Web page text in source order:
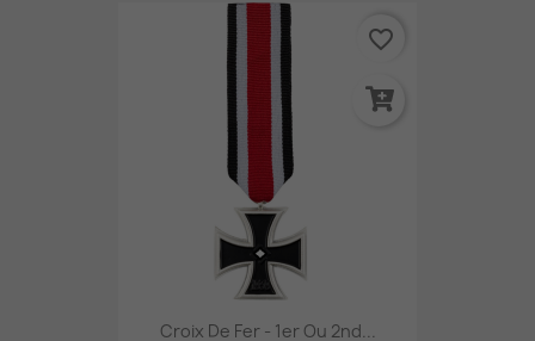
Croix De Fer - 1er Ou 2nd...
favorite_border